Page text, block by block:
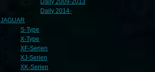
Daily 2014-
JAGUAR
S-Type
X-Type
XF-Serien
XJ-Serien
XK-Serien